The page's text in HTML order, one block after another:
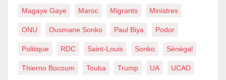
Magaye Gaye Maroc Migrants Ministres
ONU Ousmane Sonko Paul Biya Podor
Politique RDC Saint-Louis Sonko Sénégal
Thierno Bocoum Touba Trump UA UCAD